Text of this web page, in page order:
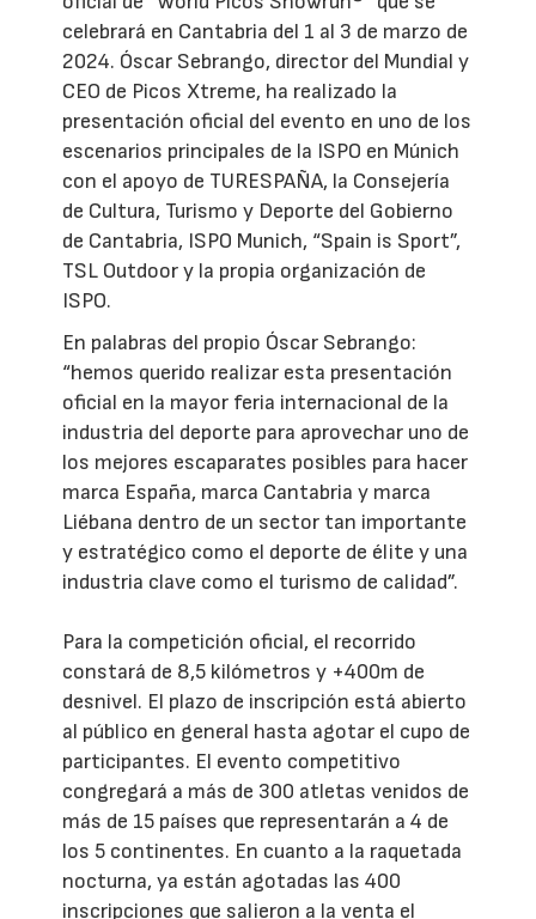
celebrará en Cantabria del 1 al 3 de marzo de
2024. Óscar Sebrango, director del Mundial y
CEO de Picos Xtreme, ha realizado la
presentación oficial del evento en uno de los
escenarios principales de la ISPO en Múnich
con el apoyo de TURESPAÑA, la Consejería
de Cultura, Turismo y Deporte del Gobierno
de Cantabria, ISPO Munich, “Spain is Sport”,
TSL Outdoor y la propia organización de
ISPO.
En palabras del propio Óscar Sebrango:
“hemos querido realizar esta presentación
oficial en la mayor feria internacional de la
industria del deporte para aprovechar uno de
los mejores escaparates posibles para hacer
marca España, marca Cantabria y marca
Liébana dentro de un sector tan importante
y estratégico como el deporte de élite y una
industria clave como el turismo de calidad”.
Para la competición oficial, el recorrido
constará de 8,5 kilómetros y +400m de
desnivel. El plazo de inscripción está abierto
al público en general hasta agotar el cupo de
participantes. El evento competitivo
congregará a más de 300 atletas venidos de
más de 15 países que representarán a 4 de
los 5 continentes. En cuanto a la raquetada
nocturna, ya están agotadas las 400
inscripciones que salieron a la venta el